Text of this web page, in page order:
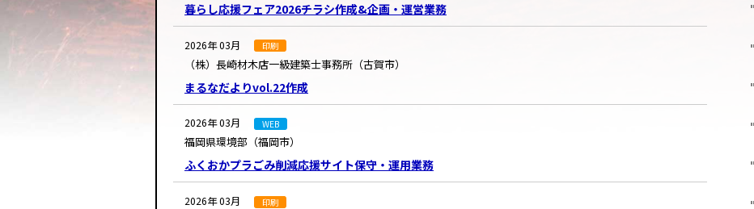
暮らし応援フェア2026チラシ作成&企画・運営業務
2026年 03月 印刷
（株）長崎材木店一級建築士事務所（古賀市）
まるなだよりvol.22作成
2026年 03月 WEB
福岡県環境部（福岡市）
ふくおかプラごみ削減応援サイト保守・運用業務
2026年 03月 印刷